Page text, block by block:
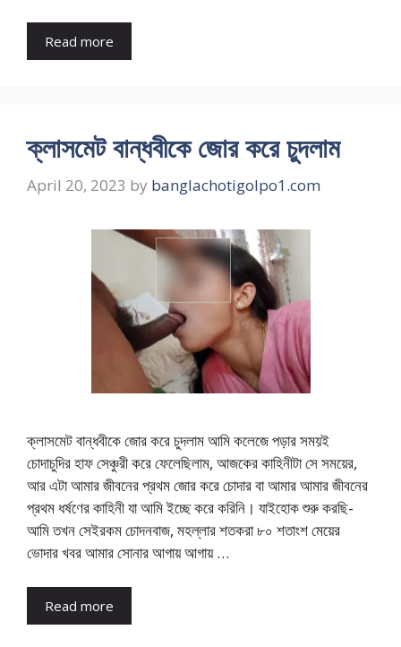
Read more
ক্লাসমেট বান্ধবীকে জোর করে চুদলাম
April 20, 2023 by banglachotigolpo1.com
ক্লাসমেট বান্ধবীকে জোর করে চুদলাম আমি কলেজে পড়ার সময়ই
চোদাচুদির হাফ সেঞ্চুরী করে ফেলেছিলাম, আজকের কাহিনীটা সে সময়ের,
আর এটা আমার জীবনের প্রথম জোর করে চোদার বা আমার আমার জীবনের
প্রথম ধর্ষণের কাহিনী যা আমি ইচ্ছে করে করিনি। যাইহোক শুরু করছি-
আমি তখন সেইরকম চোদনবাজ, মহল্লার শতকরা ৮০ শতাংশ মেয়ের
ভোদার খবর আমার সোনার আগায় আগায় …
Read more